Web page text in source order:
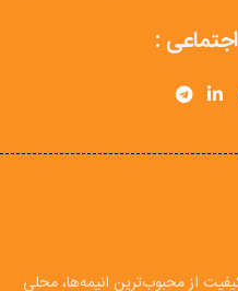
:
از محبوب‌ترین انیمه‌ها، محلی